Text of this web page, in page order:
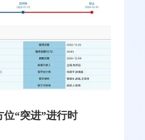
位“突进”进行时